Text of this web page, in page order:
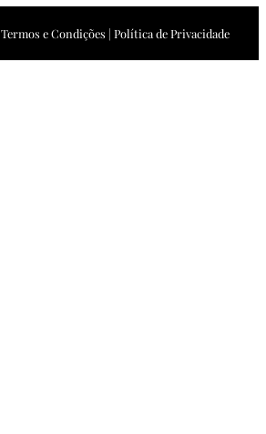
Termos e Condições | Política de Privacidade